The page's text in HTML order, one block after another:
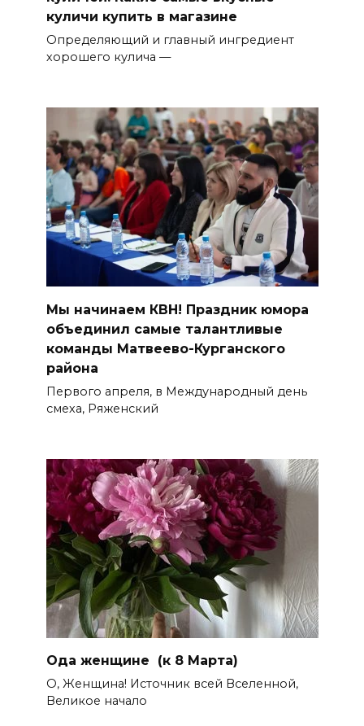
куличи купить в магазине
Определяющий и главный ингредиент
хорошего кулича —
Мы начинаем КВН! Праздник юмора
объединил самые талантливые
команды Матвеево-Курганского
района
Первого апреля, в Международный день
смеха, Ряженский
Ода женщине (к 8 Марта)
О, Женщина! Источник всей Вселенной,
Великое начало